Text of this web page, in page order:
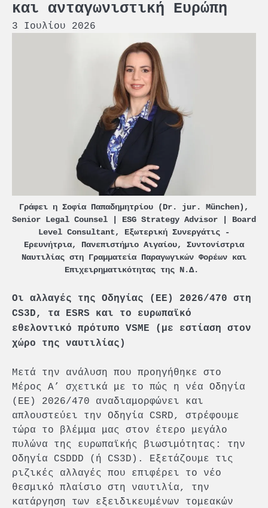
και ανταγωνιστική Ευρώπη
3 Ιουλίου 2026
Γράφει η Σοφία Παπαδημητρίου (Dr. jur. München),
Senior Legal Counsel | ESG Strategy Advisor | Board
Level Consultant, Εξωτερική Συνεργάτις -
Ερευνήτρια, Πανεπιστήμιο Αιγαίου, Συντονίστρια
Ναυτιλίας στη Γραμματεία Παραγωγικών Φορέων και
Επιχειρηματικότητας της Ν.Δ.
Οι αλλαγές της Οδηγίας (ΕΕ) 2026/470 στη
CS3D, τα ESRS και το ευρωπαϊκό
εθελοντικό πρότυπο VSME (με εστίαση στον
χώρο της ναυτιλίας)
Μετά την ανάλυση που προηγήθηκε στο
Μέρος Α’ σχετικά με το πώς η νέα Οδηγία
(ΕΕ) 2026/470 αναδιαμορφώνει και
απλουστεύει την Οδηγία CSRD, στρέφουμε
τώρα το βλέμμα μας στον έτερο μεγάλο
πυλώνα της ευρωπαϊκής βιωσιμότητας: την
Οδηγία CSDDD (ή CS3D). Εξετάζουμε τις
ριζικές αλλαγές που επιφέρει το νέο
θεσμικό πλαίσιο στη ναυτιλία, την
κατάργηση των εξειδικευμένων τομεακών